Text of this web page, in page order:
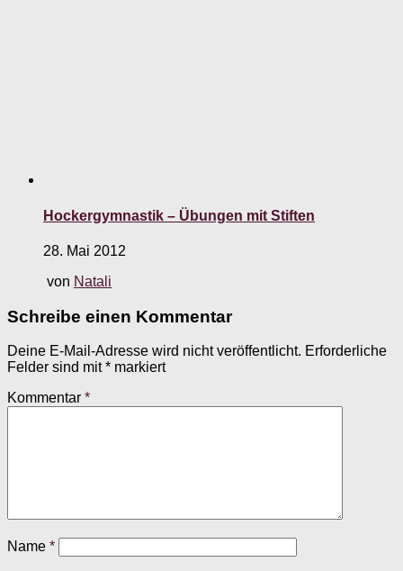
Hockergymnastik – Übungen mit Stiften
28. Mai 2012
von Natali
Schreibe einen Kommentar
Deine E-Mail-Adresse wird nicht veröffentlicht. Erforderliche
Felder sind mit* markiert
Kommentar *
Name *